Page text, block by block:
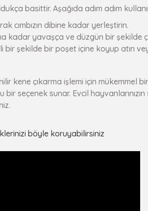
basittir. Aşağıda adım adım
cımbızın dibine kadar yerleştirin.
kadar yavaşça ve düzgün bir şekilde
bir şekilde bir poşet içine koyup atın
kene çıkarma işlemi için
bir seçenek sunar. Evcil
böyle koruyabilirsiniz